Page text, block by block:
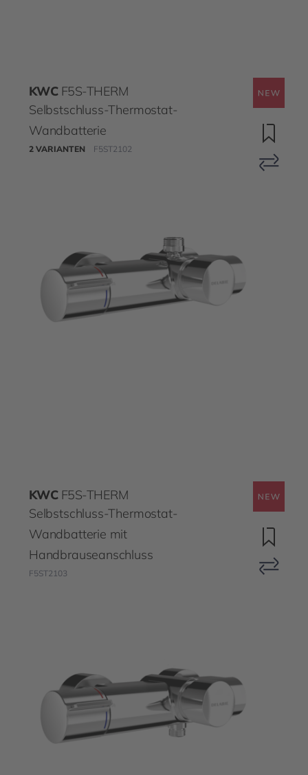
KWC F5S-THERM
Selbstschluss-Thermostat-
Wandbatterie
2 VARIANTEN F5ST2102
KWC F5S-THERM
Selbstschluss-Thermostat-
Wandbatterie mit
Handbrauseanschluss
F5ST2103